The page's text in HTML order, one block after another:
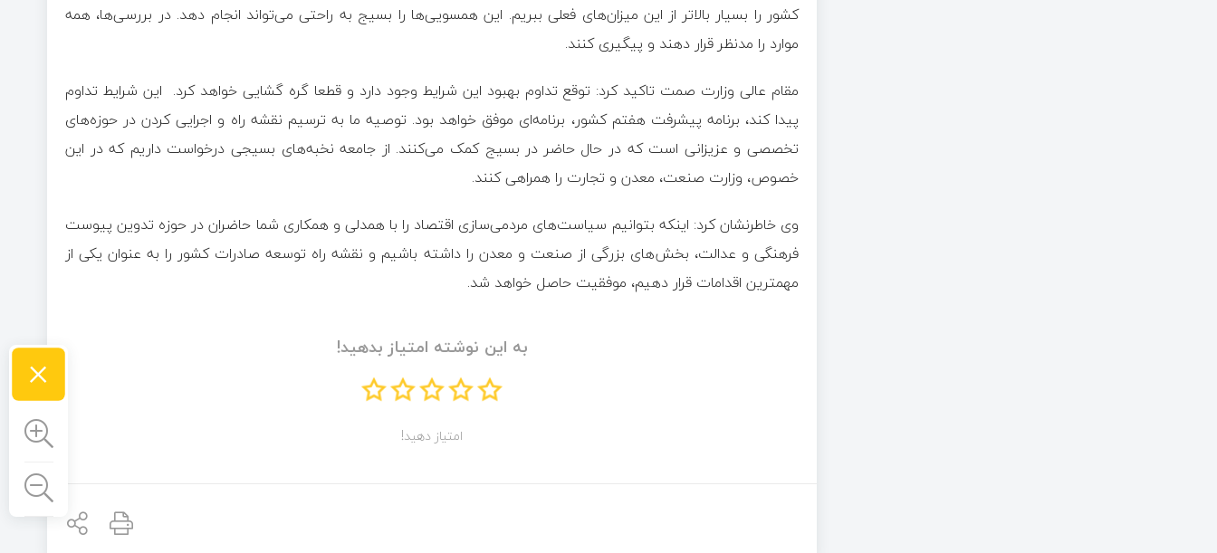
کشور را بسیار بالاتر از این میزان‌های فعلی ببریم. این همسویی‌ها را بسیج به راحتی می‌تواند انجام دهد. در بررسی‌ها، همه
موارد را مدنظر قرار دهند و پیگیری کنند.
مقام عالی وزارت صمت تاکید کرد: توقع تداوم بهبود این شرایط وجود دارد و قطعا گره گشایی خواهد کرد. این شرایط تداوم
پیدا کند، برنامه پیشرفت هفتم کشور، برنامه‌ای موفق خواهد بود. توصیه ما به ترسیم نقشه راه و اجرایی کردن در حوزه‌های
تخصصی و عزیزانی است که در حال حاضر در بسیج کمک می‌کنند. از جامعه نخبه‌های بسیجی درخواست داریم که در این
خصوص، وزارت صنعت، معدن و تجارت را همراهی کنند.
وی خاطرنشان کرد: اینکه بتوانیم سیاست‌های مردمی‌سازی اقتصاد را با همدلی و همکاری شما حاضران در حوزه تدوین پیوست
فرهنگی و عدالت، بخش‌های بزرگی از صنعت و معدن را داشته باشیم و نقشه راه توسعه صادرات کشور را به عنوان یکی از
مهمترین اقدامات قرار دهیم، موفقیت حاصل خواهد شد.
به این نوشته امتیاز بدهید!
امتیاز دهید!
×